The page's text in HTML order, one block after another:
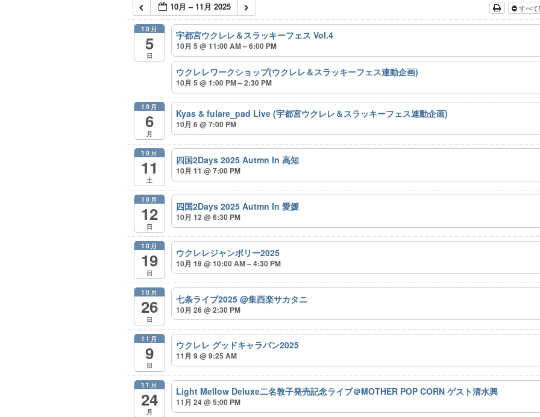
10月 – 11月 2025 すべ
10月
5
日
宇都宮ウクレレ＆スラッキーフェス Vol.4
10月 5 @ 11:00 AM – 6:00 PM
ウクレレワークショップ(ウクレレ＆スラッキーフェス連動企画)
10月 5 @ 1:00 PM – 2:30 PM
10月
6
月
Kyas & fulare_pad Live (宇都宮ウクレレ＆スラッキーフェス連動企画)
10月 6 @ 7:00 PM
10月
11
土
四国2Days 2025 Autmn In 高知
10月 11 @ 7:00 PM
10月
12
日
四国2Days 2025 Autmn In 愛媛
10月 12 @ 6:30 PM
10月
19
日
ウクレレジャンボリー2025
10月 19 @ 10:00 AM – 4:30 PM
10月
26
日
七条ライブ2025 @集酉楽サカタニ
10月 26 @ 2:30 PM
11月
9
日
ウクレレ グッドキャラバン2025
11月 9 @ 9:25 AM
11月
24
月
Light Mellow Deluxe二名敦子発売記念ライブ＠MOTHER POP CORN ゲスト清水興
11月 24 @ 5:00 PM